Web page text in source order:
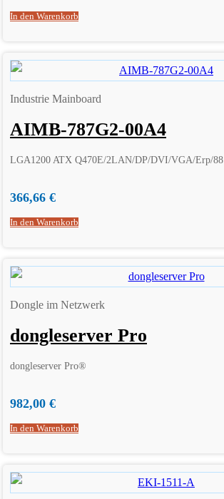
In den Warenkorb
Industrie Mainboard
AIMB-787G2-00A4
LGA1200 ATX Q470E/2LAN/DP/DVI/VGA/Erp/88
366,66 €
In den Warenkorb
Dongle im Netzwerk
dongleserver Pro
dongleserver Pro®
982,00 €
In den Warenkorb